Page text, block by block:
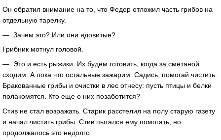
Он обратил внимание на то, что Федор отложил часть грибов на
отдельную тарелку.
— Зачем это? Или они ядовитые?
Грибник мотнул головой.
— Это и есть рыжики. Их будем готовить, когда за сметаной
сходим. А пока что остальные зажарим. Садись, помогай чистить.
Бракованные грибы и очистки в лес отнесу: пусть птицы и белки
полакомятся. Кто еще о них позаботится?
Стив не стал возражать. Старик расстелил на полу старую газету
и начал чистить грибы. Стив пытался ему помогать, но
продолжалось это недолго.